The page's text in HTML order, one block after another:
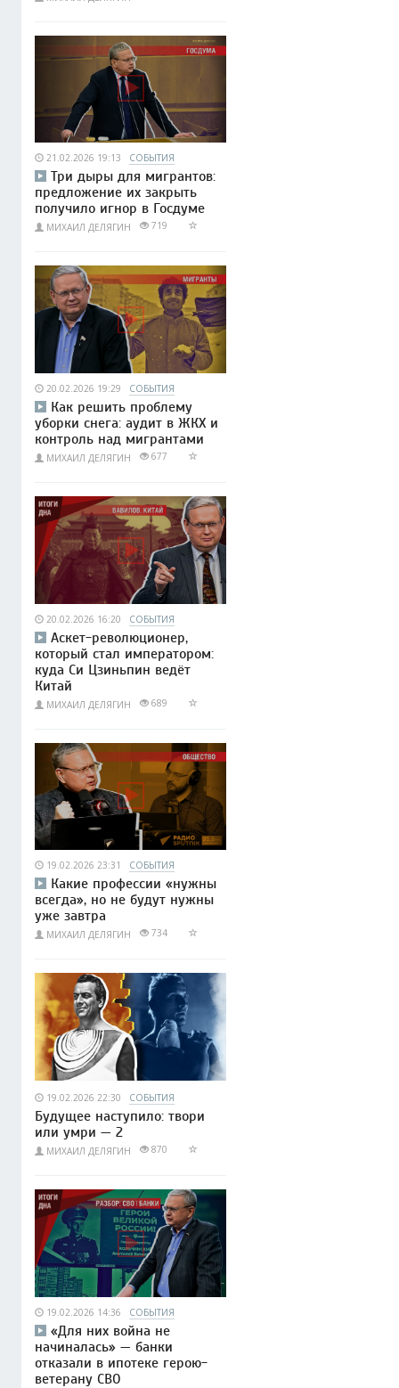
21.02.2026 19:13 СОБЫТИЯ
Три дыры для мигрантов:
предложение их закрыть
получило игнор в Госдуме
МИХАИЛ ДЕЛЯГИН 719
20.02.2026 19:29 СОБЫТИЯ
Как решить проблему
уборки снега: аудит в ЖКХ и
контроль над мигрантами
МИХАИЛ ДЕЛЯГИН 677
20.02.2026 16:20 СОБЫТИЯ
Аскет-революционер,
который стал императором:
куда Си Цзиньпин ведёт
Китай
МИХАИЛ ДЕЛЯГИН 689
19.02.2026 23:31 СОБЫТИЯ
Какие профессии «нужны
всегда», но не будут нужны
уже завтра
МИХАИЛ ДЕЛЯГИН 734
19.02.2026 22:30 СОБЫТИЯ
Будущее наступило: твори
или умри — 2
МИХАИЛ ДЕЛЯГИН 870
19.02.2026 14:36 СОБЫТИЯ
«Для них война не
начиналась» — банки
отказали в ипотеке герою-
ветерану СВО